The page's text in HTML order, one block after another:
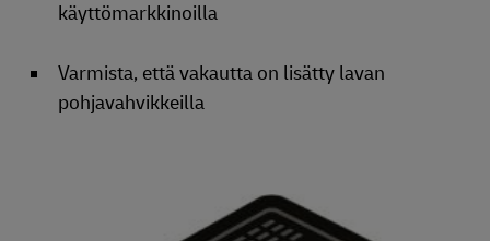
käyttömarkkinoilla
Varmista, että vakautta on lisätty lavan
pohjavahvikkeilla